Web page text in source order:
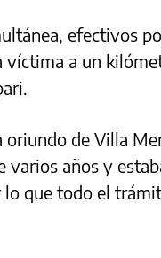
efectivos
víctima a un
oriundo de Villa
varios años y
que todo el